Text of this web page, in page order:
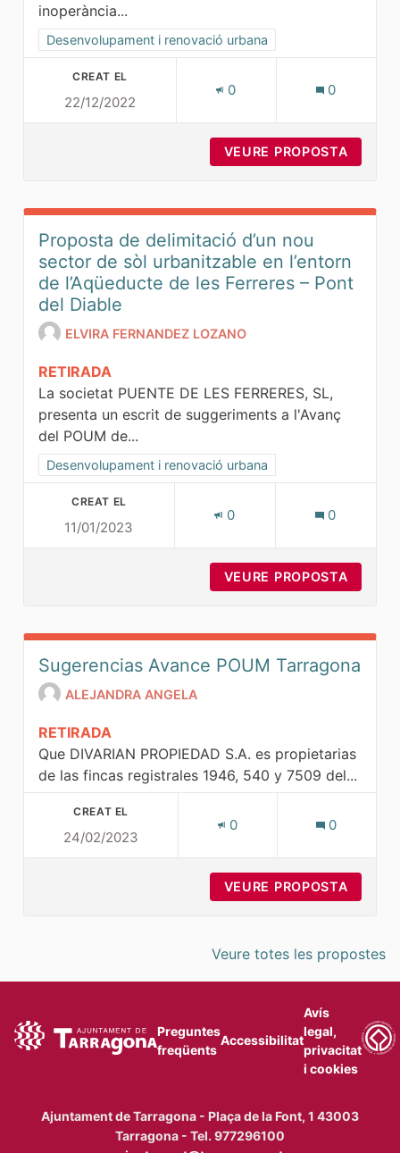
inoperància...
Resultats al filtrar per la categoria: Desenvolupament i
Desenvolupament i renovació urbana
CREAT EL
22/12/2022
0 0
VEURE PROPOSTA
Proposta de delimitació d’un nou
sector de sòl urbanitzable en l’entorn
de l’Aqüeducte de les Ferreres – Pont
del Diable
ELVIRA FERNANDEZ LOZANO
RETIRADA
La societat PUENTE DE LES FERRERES, SL,
presenta un escrit de suggeriments a l'Avanç
del POUM de...
Resultats al filtrar per la categoria: Desenvolupament i
Desenvolupament i renovació urbana
CREAT EL
11/01/2023
0 0
VEURE PROPOSTA
Sugerencias Avance POUM Tarragona
ALEJANDRA ANGELA
RETIRADA
Que DIVARIAN PROPIEDAD S.A. es propietarias
de las fincas registrales 1946, 540 y 7509 del...
CREAT EL
24/02/2023
0 0
VEURE PROPOSTA
Veure totes les propostes
Preguntes
freqüents
Accessibilitat
Avís
legal,
privacitat
i cookies
Ajuntament de Tarragona - Plaça de la Font, 1 43003
Tarragona - Tel. 977296100